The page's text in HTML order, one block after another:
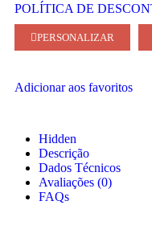
POLÍTICA DE
PERSONALIZAR
Adicionar aos favoritos
Hidden
Descrição
Dados Técnicos
Avaliações (0)
FAQs